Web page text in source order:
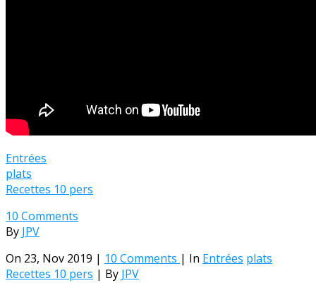
Entrées
plats
Recettes 10 pers
10 Comments
By JPV
On 23, Nov 2019 | 10 Comments | In Entrées plats
Recettes 10 pers | By JPV